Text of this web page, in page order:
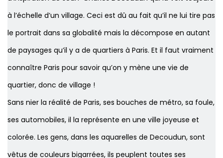
à l’échelle d’un village. Ceci est dû au fait qu’il ne lui tire pas
le portrait dans sa globalité mais la décompose en autant
de paysages qu’il y a de quartiers à Paris. Et il faut vraiment
connaître Paris pour savoir qu’on y mène une vie de
quartier, donc de village !
Sans nier la réalité de Paris, ses bouches de métro, sa foule,
ses automobiles, il la représente en une ville joyeuse et
colorée. Les gens, dans les aquarelles de Decoudun, sont
vêtus de couleurs bigarrées, ils peuplent toutes ses